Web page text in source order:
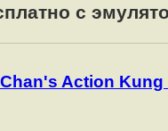
с
Action Kung